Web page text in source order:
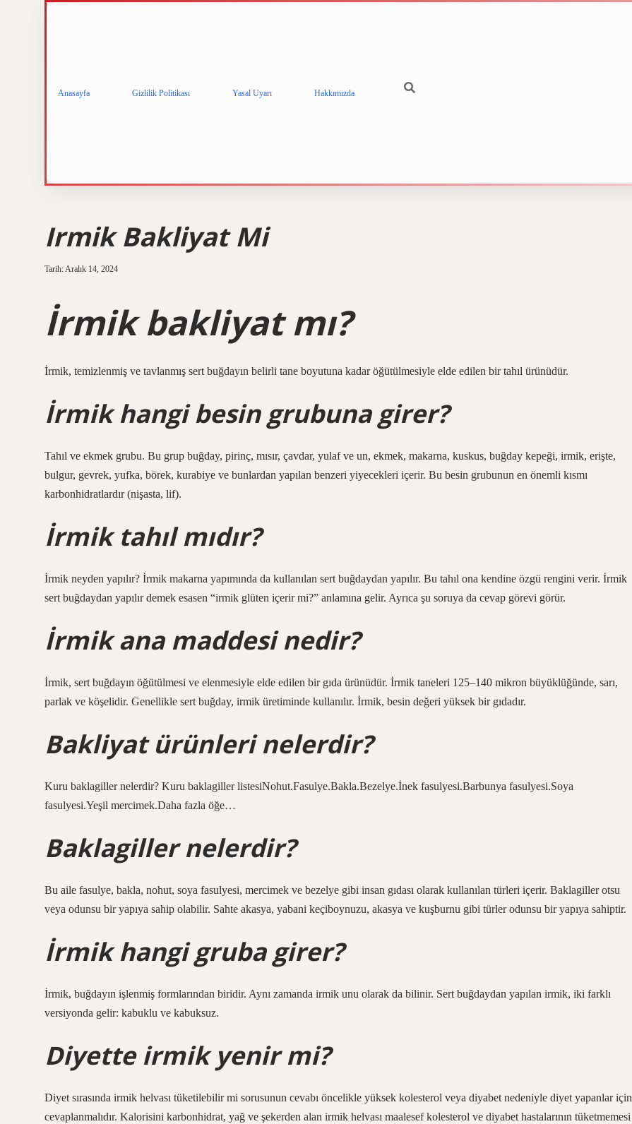
Anasayfa Gizlilik Politikası Yasal Uyarı Hakkımızda
Irmik Bakliyat Mi
Tarih: Aralık 14, 2024
İrmik bakliyat mı?
İrmik, temizlenmiş ve tavlanmış sert buğdayın belirli tane boyutuna kadar öğütülmesiyle elde edilen bir tahıl ürünüdür.
İrmik hangi besin grubuna girer?
Tahıl ve ekmek grubu. Bu grup buğday, pirinç, mısır, çavdar, yulaf ve un, ekmek, makarna, kuskus, buğday kepeği, irmik, erişte,
bulgur, gevrek, yufka, börek, kurabiye ve bunlardan yapılan benzeri yiyecekleri içerir. Bu besin grubunun en önemli kısmı
karbonhidratlardır (nişasta, lif).
İrmik tahıl mıdır?
İrmik neyden yapılır? İrmik makarna yapımında da kullanılan sert buğdaydan yapılır. Bu tahıl ona kendine özgü rengini verir. İrmik
sert buğdaydan yapılır demek esasen “irmik glüten içerir mi?” anlamına gelir. Ayrıca şu soruya da cevap görevi görür.
İrmik ana maddesi nedir?
İrmik, sert buğdayın öğütülmesi ve elenmesiyle elde edilen bir gıda ürünüdür. İrmik taneleri 125–140 mikron büyüklüğünde, sarı,
parlak ve köşelidir. Genellikle sert buğday, irmik üretiminde kullanılır. İrmik, besin değeri yüksek bir gıdadır.
Bakliyat ürünleri nelerdir?
Kuru baklagiller nelerdir? Kuru baklagiller listesiNohut.Fasulye.Bakla.Bezelye.İnek fasulyesi.Barbunya fasulyesi.Soya
fasulyesi.Yeşil mercimek.Daha fazla öğe…
Baklagiller nelerdir?
Bu aile fasulye, bakla, nohut, soya fasulyesi, mercimek ve bezelye gibi insan gıdası olarak kullanılan türleri içerir. Baklagiller otsu
veya odunsu bir yapıya sahip olabilir. Sahte akasya, yabani keçiboynuzu, akasya ve kuşburnu gibi türler odunsu bir yapıya sahiptir.
İrmik hangi gruba girer?
İrmik, buğdayın işlenmiş formlarından biridir. Aynı zamanda irmik unu olarak da bilinir. Sert buğdaydan yapılan irmik, iki farklı
versiyonda gelir: kabuklu ve kabuksuz.
Diyette irmik yenir mi?
Diyet sırasında irmik helvası tüketilebilir mi sorusunun cevabı öncelikle yüksek kolesterol veya diyabet nedeniyle diyet yapanlar için
cevaplanmalıdır. Kalorisini karbonhidrat, yağ ve şekerden alan irmik helvası maalesef kolesterol ve diyabet hastalarının tüketmemesi